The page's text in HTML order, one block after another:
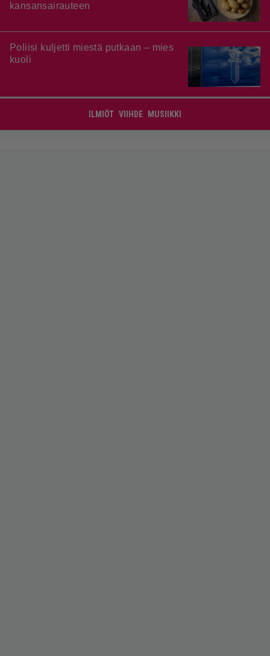
kansansairauteen
Poliisi kuljetti miestä putkaan – mies
kuoli
ILMIÖT VIIHDE MUSIIKKI